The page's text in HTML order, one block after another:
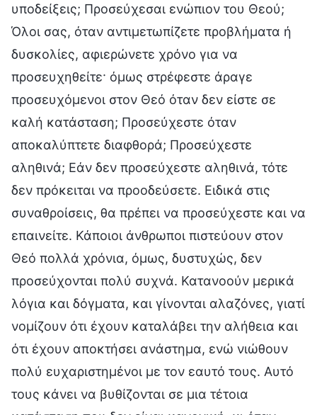
υποδείξεις; Προσεύχεσαι ενώπιον του Θεού;
Όλοι σας, όταν αντιμετωπίζετε προβλήματα ή
δυσκολίες, αφιερώνετε χρόνο για να
προσευχηθείτε· όμως στρέφεστε άραγε
προσευχόμενοι στον Θεό όταν δεν είστε σε
καλή κατάσταση; Προσεύχεστε όταν
αποκαλύπτετε διαφθορά; Προσεύχεστε
αληθινά; Εάν δεν προσεύχεστε αληθινά, τότε
δεν πρόκειται να προοδεύσετε. Ειδικά στις
συναθροίσεις, θα πρέπει να προσεύχεστε και να
επαινείτε. Κάποιοι άνθρωποι πιστεύουν στον
Θεό πολλά χρόνια, όμως, δυστυχώς, δεν
προσεύχονται πολύ συχνά. Κατανοούν μερικά
λόγια και δόγματα, και γίνονται αλαζόνες, γιατί
νομίζουν ότι έχουν καταλάβει την αλήθεια και
ότι έχουν αποκτήσει ανάστημα, ενώ νιώθουν
πολύ ευχαριστημένοι με τον εαυτό τους. Αυτό
τους κάνει να βυθίζονται σε μια τέτοια